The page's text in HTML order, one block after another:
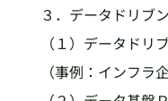
３．データドリブ
（１）データドリ
（事例：インフラ企